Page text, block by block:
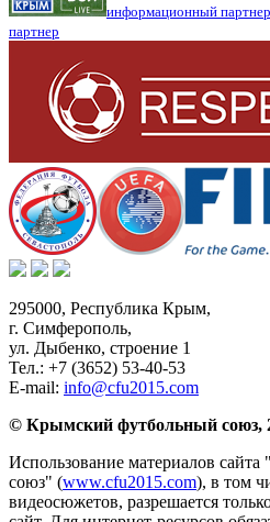
информационный партнер
партнер
295000, Республика Крым,
г. Симферополь,
ул. Дыбенко, строение 1
Тел.: +7 (3652) 53-40-53
E-mail: info@cfu2015.com
© Крымский футбольный союз,
Использование материалов
союз" (www.cfu2015.com), в том
видеосюжетов, разрешается